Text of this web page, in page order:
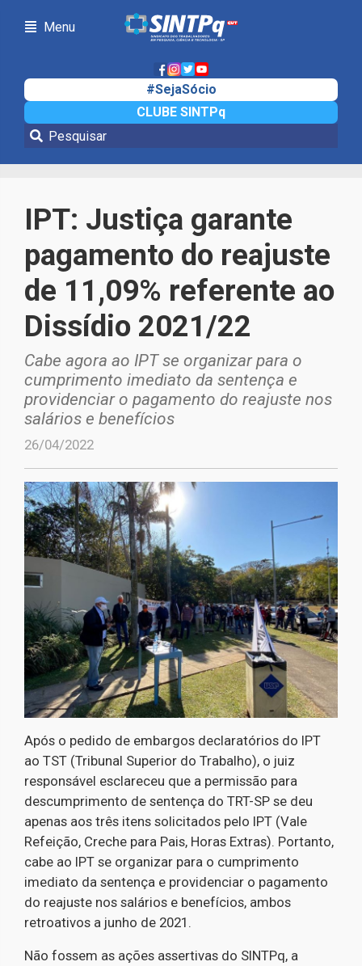
Menu
#SejaSócio
CLUBE SINTPq
Notícias
IPT: Justiça garante
pagamento do reajuste
de 11,09% referente ao
Dissídio 2021/22
Cabe agora ao IPT se organizar para o
cumprimento imediato da sentença e
providenciar o pagamento do reajuste nos
salários e benefícios
26/04/2022
Após o pedido de embargos declaratórios do IPT
ao TST (Tribunal Superior do Trabalho), o juiz
responsável esclareceu que a permissão para
descumprimento de sentença do TRT-SP se deu
apenas aos três itens solicitados pelo IPT (Vale
Refeição, Creche para Pais, Horas Extras). Portanto,
cabe ao IPT se organizar para o cumprimento
imediato da sentença e providenciar o pagamento
do reajuste nos salários e benefícios, ambos
retroativos a junho de 2021.
Não fossem as ações assertivas do SINTPq, a